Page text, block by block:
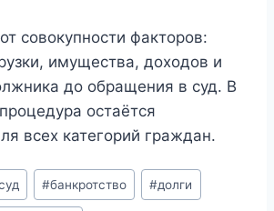
совокупности факторов:
имущества, доходов и
до обращения в суд. В
остаётся
всех категорий граждан.
#банкротство #долги